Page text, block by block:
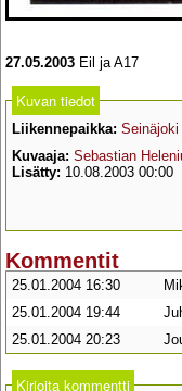
27.05.2003 Eil ja A17
Kuvan tiedot
Liikennepaikka:
Kuvaaja: Sebastian
Lisätty: 10.08.2003 00:00
Kommentit
25.01.2004 16:30
25.01.2004 19:44
25.01.2004 20:23
Kirjoita kommentti